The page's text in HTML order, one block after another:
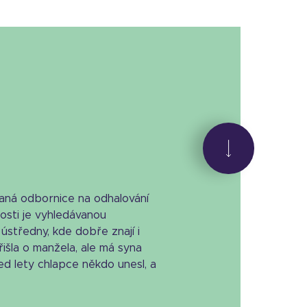
odbornice na odhalování
je vyhledávanou
kde dobře znají i
o manžela, ale má syna
lety chlapce někdo unesl, a